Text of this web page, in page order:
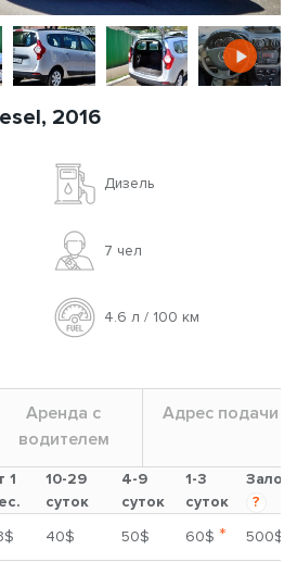
2016
Дизель
7 чел
4.6 л / 100 км
Аренда с
водителем
Адрес подачи
1
10-29
суток
4-9
суток
1-3
суток
Залог
?
40$ 50$ 60$ *
500$